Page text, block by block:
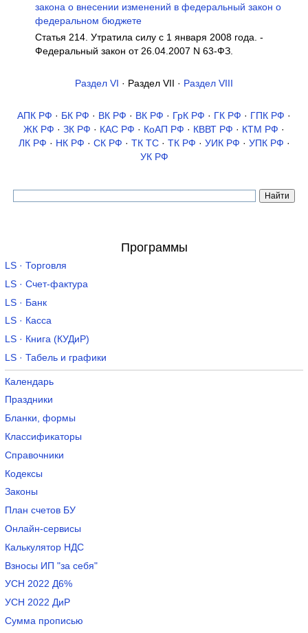
закона о внесении изменений в федеральный закон о
федеральном бюджете
Статья 214. Утратила силу с 1 января 2008 года. -
Федеральный закон от 26.04.2007 N 63-ФЗ.
Раздел VI · Раздел VII · Раздел VIII
АПК РФ · БК РФ · ВК РФ · ВК РФ · ГрК РФ · ГК РФ · ГПК РФ ·
ЖК РФ · ЗК РФ · КАС РФ · КоАП РФ · КВВТ РФ · КТМ РФ ·
ЛК РФ · НК РФ · СК РФ · ТК TC· ТК РФ · УИК РФ · УПК РФ ·
УК РФ
Программы
LS · Торговля
LS · Счет-фактура
LS · Банк
LS · Касса
LS · Книга (КУДиР)
LS · Табель и графики
Календарь
Праздники
Бланки, формы
Классификаторы
Справочники
Кодексы
Законы
План счетов БУ
Онлайн-сервисы
Калькулятор НДС
Взносы ИП "за себя"
УСН 2022 Д6%
УСН 2022 ДиР
Сумма прописью